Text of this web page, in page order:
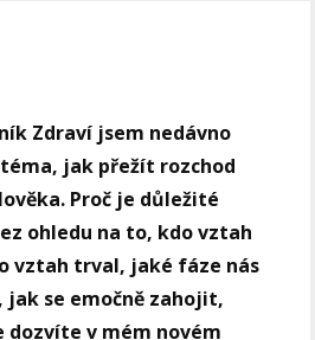
Zdraví jsem nedávno
jak přežít rozchod
Proč je důležité
ohledu na to, kdo vztah
vztah trval, jaké fáze nás
jak se emočně zahojit,
v mém novém